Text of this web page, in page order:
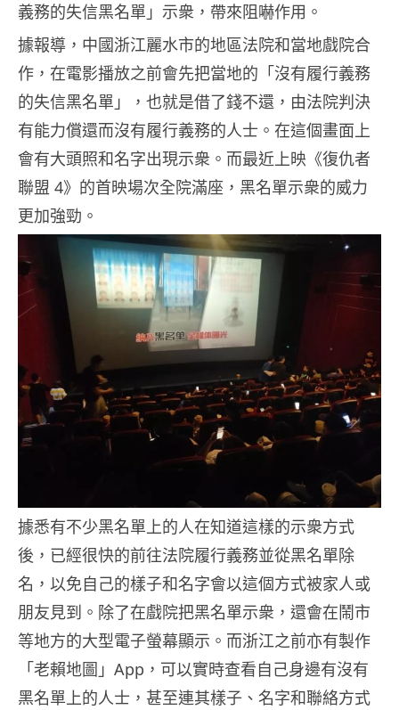
義務的失信黑名單」示衆，帶來阻嚇作用。
據報導，中國浙江麗水市的地區法院和當地戲院合
作，在電影播放之前會先把當地的「沒有履行義務
的失信黑名單」，也就是借了錢不還，由法院判決
有能力償還而沒有履行義務的人士。在這個畫面上
會有大頭照和名字出現示衆。而最近上映《復仇者
聯盟 4》的首映場次全院滿座，黑名單示衆的威力
更加強勁。
據悉有不少黑名單上的人在知道這樣的示衆方式
後，已經很快的前往法院履行義務並從黑名單除
名，以免自己的樣子和名字會以這個方式被家人或
朋友見到。除了在戲院把黑名單示衆，還會在鬧市
等地方的大型電子螢幕顯示。而浙江之前亦有製作
「老賴地圖」App，可以實時查看自己身邊有沒有
黑名單上的人士，甚至連其樣子、名字和聯絡方式